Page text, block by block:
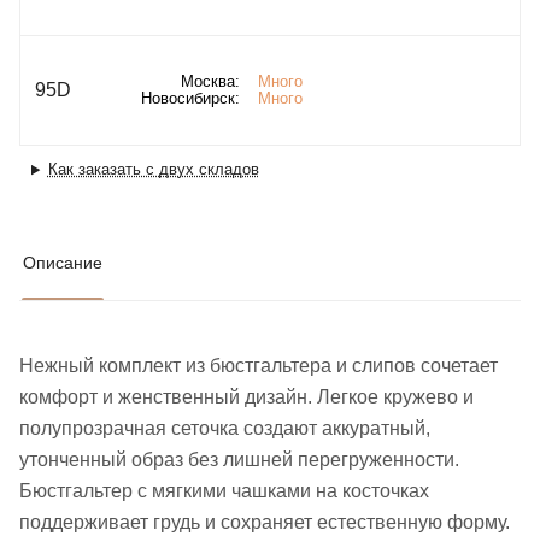
95D Москва:
Много
Новосибирск:
Много
Как заказать с двух складов
Описание
Нежный комплект из бюстгальтера и слипов сочетает
комфорт и женственный дизайн. Легкое кружево и
полупрозрачная сеточка создают аккуратный,
утонченный образ без лишней перегруженности.
Бюстгальтер с мягкими чашками на косточках
поддерживает грудь и сохраняет естественную форму.